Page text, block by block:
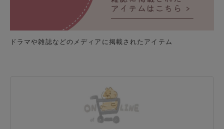
ドラマや雑誌などのメディアに掲載されたアイテム